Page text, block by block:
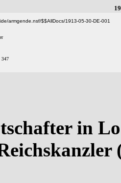
armgende.nsf/$$AllDocs/1913-05-30-DE-001
347
in